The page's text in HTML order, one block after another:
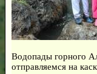
Водопады горного
отправляемся на